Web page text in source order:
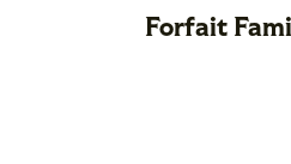
Forfait